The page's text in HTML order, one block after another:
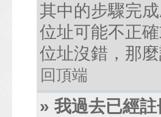
其中的步驟完
位址可能不正
位址沒錯，那
回頂端
» 我過去已經